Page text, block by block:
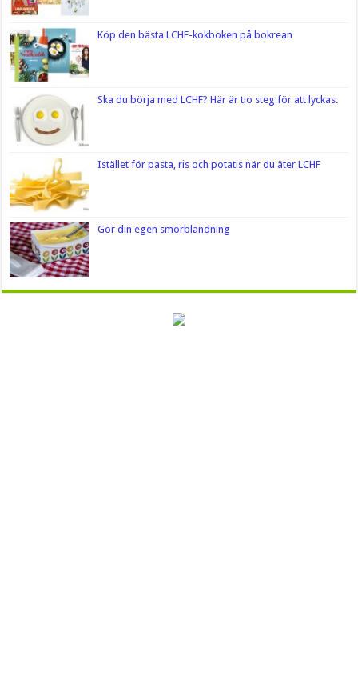
Köp den bästa LCHF-kokboken på bokrean
Ska du börja med LCHF? Här är tio steg för att lyckas.
Istället för pasta, ris och potatis när du äter LCHF
Gör din egen smörblandning